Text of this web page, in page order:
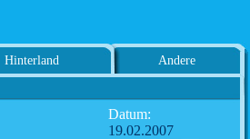
Hinterland Andere
Datum:
19.02.2007